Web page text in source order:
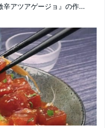
辛アツアゲージョ』の作...